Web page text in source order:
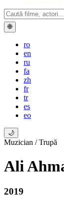
🌐
ro
en
ru
fa
zh
fr
tr
es
eo
🌙
Muzician / Trupă
Ali
2019